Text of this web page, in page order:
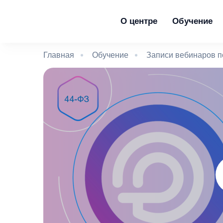
О центре Обучение
Главная Обучение Записи вебинаров